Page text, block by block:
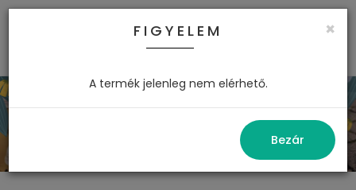
FIGYELEM ×
A termék jelenleg nem elérhető.
Bezár